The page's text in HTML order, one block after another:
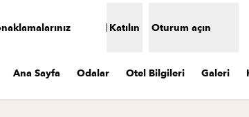
Katılın Oturum açın
Ana Sayfa Odalar Otel Bilgileri Galeri